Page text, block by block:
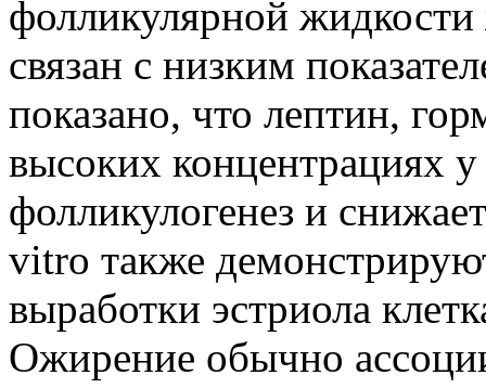
фолликулярной
связан с низким
показано, что лептин,
высоких концентрациях
фолликулогенез и
vitro также
выработки эстриола
Ожирение обычно